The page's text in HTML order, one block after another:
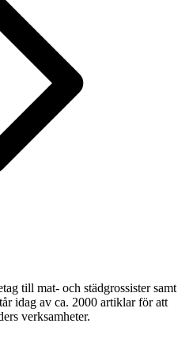
till mat- och städgrossister samt
idag av ca. 2000 artiklar för att
verksamheter.